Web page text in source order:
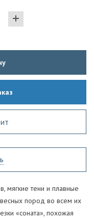
мягкие тени и плавные
пород во всем их
«соната», похожая